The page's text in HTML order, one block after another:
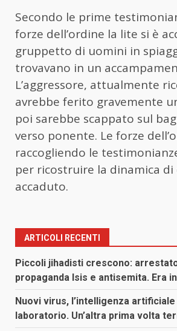
Secondo le prime
forze dell’ordine la lite si è
gruppetto di uomini in
trovavano in un
L’aggressore, attualmente
avrebbe ferito gravemente
poi sarebbe scappato sul
verso ponente. Le forze
raccogliendo le
per ricostruire la dinamica
accaduto.
ARTICOLI RECENTI
Piccoli jihadisti crescono:
propaganda Isis e antisemita. Era
Nuovi virus, l’intelligenza
laboratorio. Un’altra prima volta